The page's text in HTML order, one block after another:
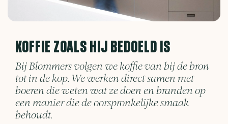
KOFFIE ZOALS HIJ BEDOELD IS
Bij Blommers volgen we koffie van bij de bron
tot in de kop. We werken direct samen met
boeren die weten wat ze doen en branden op
een manier die de oorspronkelijke smaak
behoudt.